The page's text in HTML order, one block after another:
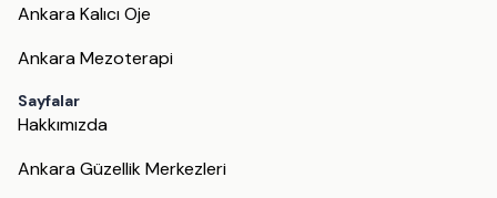
Ankara Kalıcı Oje
Ankara Mezoterapi
Sayfalar
Hakkımızda
Ankara Güzellik Merkezleri